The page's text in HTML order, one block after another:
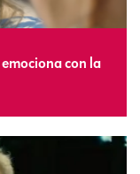
con la